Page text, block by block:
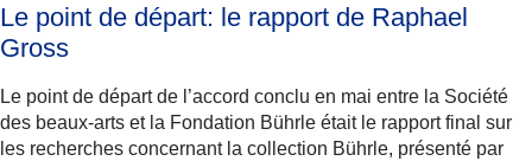
Le point de départ: le rapport de Raphael
Gross
Le point de départ de l’accord conclu en mai entre la Société
des beaux-arts et la Fondation Bührle était le rapport final sur
les recherches concernant la collection Bührle, présenté par